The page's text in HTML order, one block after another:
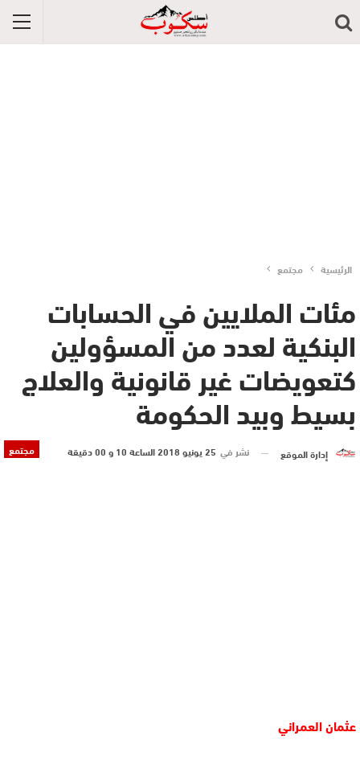
الرئيسية مجتمع
مئات الملايين في الحسابات
البنكية لعدد من المسؤولين
كتعويضات غير قانونية والعلاج
بسيط وبيد الحكومة
مجتمع إدارة الموقع نشر في 25 يونيو 2018 الساعة 10 و 00 دقيقة
عثمان العمراني